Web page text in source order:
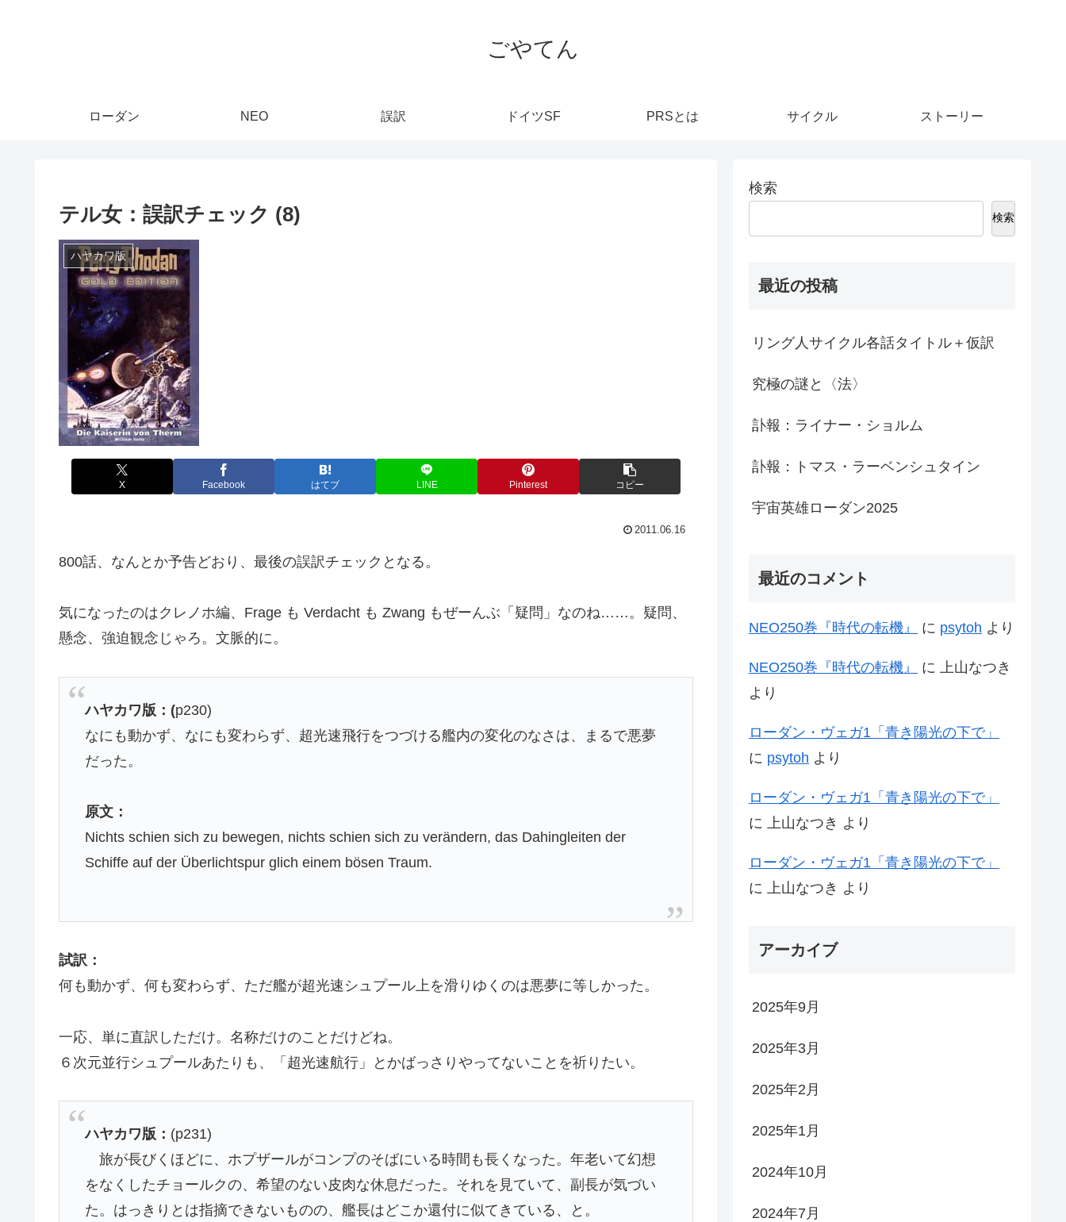
ごやてん
ローダン NEO 誤訳 ドイツSF PRSとは サイクル ストーリー
テル女：誤訳チェック (8)
ハヤカワ版
X Facebook はてブ LINE Pinterest コピー
2011.06.16
800話、なんとか予告どおり、最後の誤訳チェックとなる。
気になったのはクレノホ編、Frage も Verdacht も Zwang もぜーんぶ「疑問」なのね……。疑問、
懸念、強迫観念じゃろ。文脈的に。
ハヤカワ版：(p230)
なにも動かず、なにも変わらず、超光速飛行をつづける艦内の変化のなさは、まるで悪夢
だった。
原文：
Nichts schien sich zu bewegen, nichts schien sich zu verändern, das Dahingleiten der
Schiffe auf der Überlichtspur glich einem bösen Traum.
試訳：
何も動かず、何も変わらず、ただ艦が超光速シュプール上を滑りゆくのは悪夢に等しかった。
一応、単に直訳しただけ。名称だけのことだけどね。
６次元並行シュプールあたりも、「超光速航行」とかばっさりやってないことを祈りたい。
ハヤカワ版： (p231)
旅が長びくほどに、ホプザールがコンプのそばにいる時間も長くなった。年老いて幻想
をなくしたチョールクの、希望のない皮肉な休息だった。それを見ていて、副長が気づい
た。はっきりとは指摘できないものの、艦長はどこか還付に似てきている、と。
検索
検索
最近の投稿
リング人サイクル各話タイトル＋仮訳
究極の謎と〈法〉
訃報：ライナー・ショルム
訃報：トマス・ラーベンシュタイン
宇宙英雄ローダン2025
最近のコメント
NEO250巻『時代の転機』 に psytoh より
NEO250巻『時代の転機』 に
上山なつき
より
ローダン・ヴェガ1「青き陽光の下で」
に psytoh より
ローダン・ヴェガ1「青き陽光の下で」
に
上山なつき より
ローダン・ヴェガ1「青き陽光の下で」
に
上山なつき より
アーカイブ
2025年9月
2025年3月
2025年2月
2025年1月
2024年10月
2024年7月